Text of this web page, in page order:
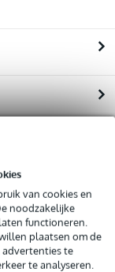
van cookies en
noodzakelijke
functioneren.
plaatsen om de
advertenties te
te analyseren.
en max.
te kopen
defect